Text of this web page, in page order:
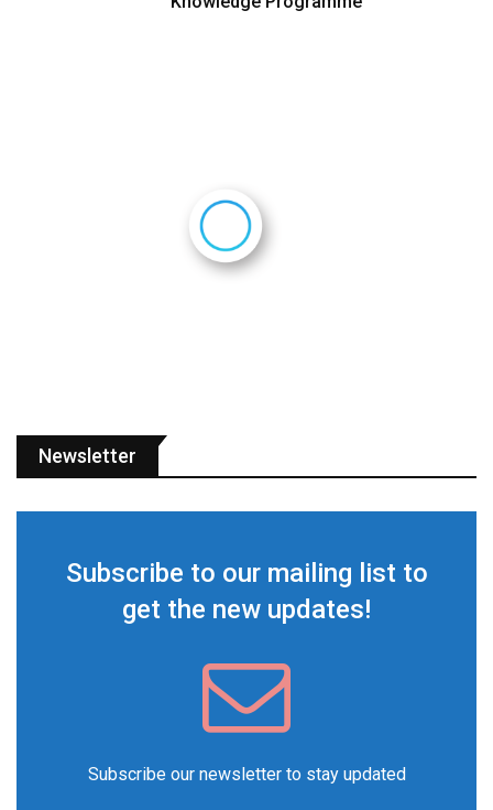
Newsletter
Subscribe to our mailing list to
get the new updates!
Subscribe our newsletter to stay updated